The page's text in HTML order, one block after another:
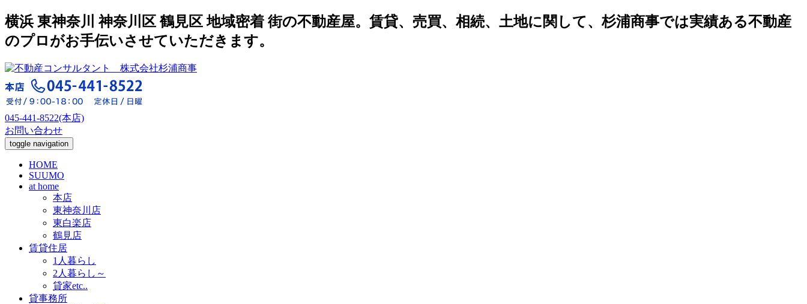
横浜 東神奈川 神奈川区 鶴見区 地域密着 街の不動産屋。賃貸、売買、相続、土地に関して、杉浦商事では実績ある不動産
のプロがお手伝いさせていただきます。
045-441-8522(本店)
お問い合わせ
toggle navigation
HOME
SUUMO
at home
本店
東神奈川店
東白楽店
鶴見店
賃貸住居
1人暮らし
2人暮らし～
貸家etc..
貸事務所